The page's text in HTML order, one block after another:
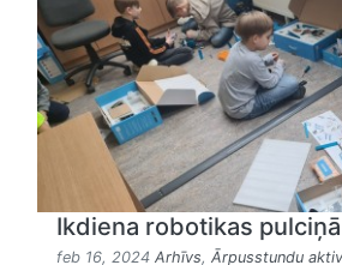
Ikdiena robotikas pulciņā
feb 16, 2024 Arhīvs, Ārpusstundu